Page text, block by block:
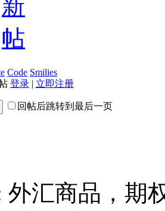
Code Smilies
登录 | 立即注册
回帖后跳转到最后一页
外汇商品，期